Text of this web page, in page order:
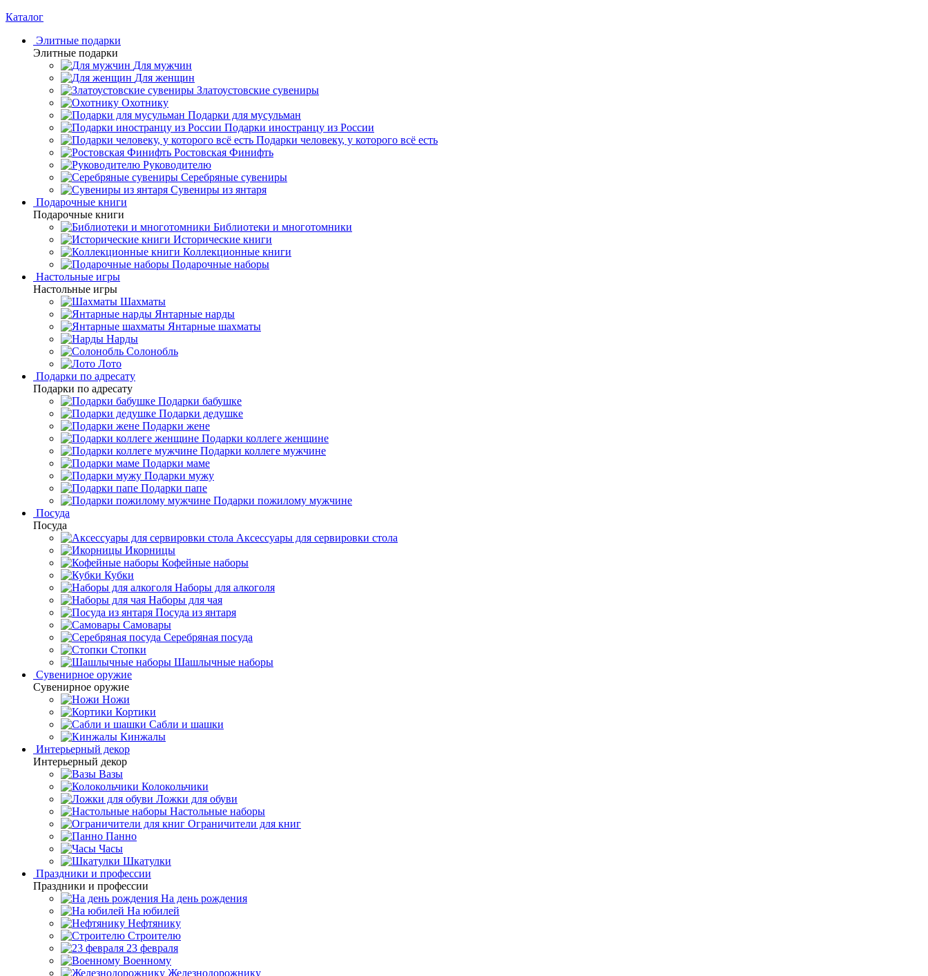
Каталог
Элитные подарки
Элитные подарки
Для мужчин
Для женщин
Златоустовские сувениры
Охотнику
Подарки для мусульман
Подарки иностранцу из России
Подарки человеку, у которого всё есть
Ростовская Финифть
Руководителю
Серебряные сувениры
Сувениры из янтаря
Подарочные книги
Подарочные книги
Библиотеки и многотомники
Исторические книги
Коллекционные книги
Подарочные наборы
Настольные игры
Настольные игры
Шахматы
Янтарные нарды
Янтарные шахматы
Нарды
Солонобль
Лото
Подарки по адресату
Подарки по адресату
Подарки бабушке
Подарки дедушке
Подарки жене
Подарки коллеге женщине
Подарки коллеге мужчине
Подарки маме
Подарки мужу
Подарки папе
Подарки пожилому мужчине
Посуда
Посуда
Аксессуары для сервировки стола
Икорницы
Кофейные наборы
Кубки
Наборы для алкоголя
Наборы для чая
Посуда из янтаря
Самовары
Серебряная посуда
Стопки
Шашлычные наборы
Сувенирное оружие
Сувенирное оружие
Ножи
Кортики
Сабли и шашки
Кинжалы
Интерьерный декор
Интерьерный декор
Вазы
Колокольчики
Ложки для обуви
Настольные наборы
Ограничители для книг
Панно
Часы
Шкатулки
Праздники и профессии
Праздники и профессии
На день рождения
На юбилей
Нефтянику
Строителю
23 февраля
Военному
Железнодорожнику